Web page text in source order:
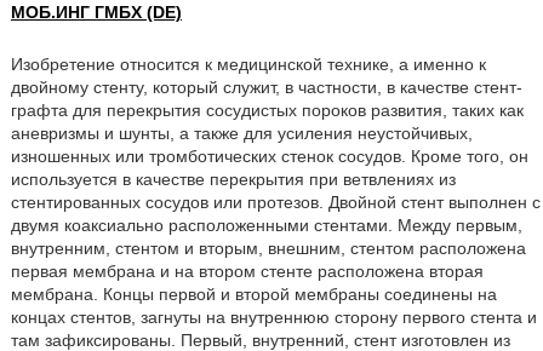
МОБ.ИНГ ГМБХ (DE)
Изобретение относится к медицинской технике, а именно к
двойному стенту, который служит, в частности, в качестве стент-
графта для перекрытия сосудистых пороков развития, таких как
аневризмы и шунты, а также для усиления неустойчивых,
изношенных или тромботических стенок сосудов. Кроме того, он
используется в качестве перекрытия при ветвлениях из
стентированных сосудов или протезов. Двойной стент выполнен с
двумя коаксиально расположенными стентами. Между первым,
внутренним, стентом и вторым, внешним, стентом расположена
первая мембрана и на втором стенте расположена вторая
мембрана. Концы первой и второй мембраны соединены на
концах стентов, загнуты на внутреннюю сторону первого стента и
там зафиксированы. Первый, внутренний, стент изготовлен из